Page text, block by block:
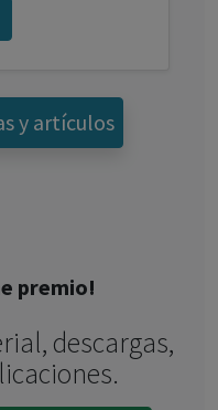
y artículos
premio!
descargas,